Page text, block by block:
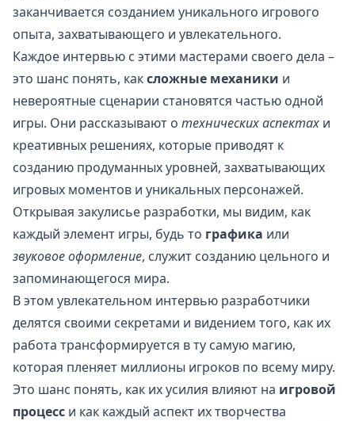
заканчивается созданием уникального игрового
опыта, захватывающего и увлекательного.
Каждое интервью с этими мастерами своего дела –
это шанс понять, каксложные механики и
невероятные сценарии становятся частью одной
игры. Они рассказывают о технических аспектах и
креативных решениях, которые приводят к
созданию продуманных уровней, захватывающих
игровых моментов и уникальных персонажей.
Открывая закулисье разработки, мы видим, как
каждый элемент игры, будь то графика или
звуковое оформление, служит созданию цельного и
запоминающегося мира.
В этом увлекательном интервью разработчики
делятся своими секретами и видением того, как их
работа трансформируется в ту самую магию,
которая пленяет миллионы игроков по всему миру.
Это шанс понять, как их усилия влияют на игровой
процесс и как каждый аспект их творчества